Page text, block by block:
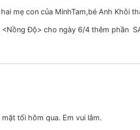
mẹ con của MinhTam,bé Anh Khôi
Độ> cho ngày 6/4 thêm phần
tối hôm qua. Em vui lắm.